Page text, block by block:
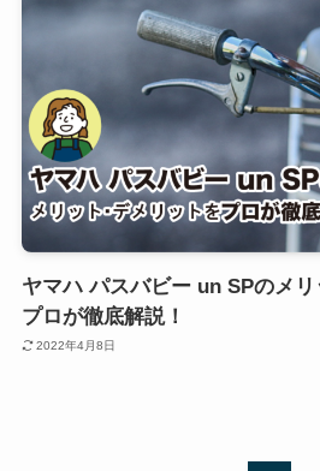
ヤマハ パスバビー un SPのメ
プロが徹底解説！
2022年4月8日